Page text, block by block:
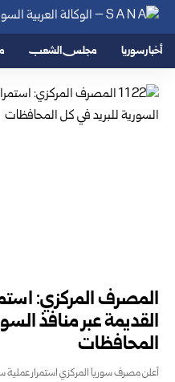
أخبار سوريا مجلس الشعب
المصرف المركزي:
القديمة عبر منافذ
المحافظات ‏
أعلن مصرف سوريا المركزي استمرار عملية